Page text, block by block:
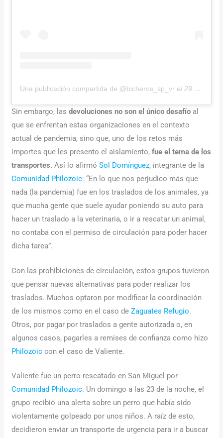
Una publicación compartida de @bicheros_sp_vr el29 Sep, 2020 a las 6:41 PDT
Sin embargo, lasdevoluciones no son el único desafío al
que se enfrentan estas organizaciones en el contexto
actual de pandemia, sino que, uno de los retos más
importes que les presento el aislamiento,fue el tema de los
transportes.Así lo afirmóSol Domínguez, integrante de la
Comunidad Philozoic: “En lo que nos perjudico más que
nada (la pandemia) fue en los traslados de los animales, ya
que mucha gente que suele ayudar poniendo su auto para
hacer un traslado a la veterinaria, o ir a rescatar un animal,
no contaba con el permiso de circulación para poder hacer
dicha tarea”.
Con las prohibiciones de circulación, estos grupos tuvieron
que pensar nuevas alternativas para poder realizar los
traslados. Muchos optaron por modificar la coordinación
de los mismos como en el caso deZaguates Refugio.
Otros, por pagar por traslados a gente autorizada o, en
algunos casos, pagarles a remises de confianza como hizo
Philozoic con el caso de Valiente.
Valiente fue un perro rescatado en San Miguel por
Comunidad Philozoic. Un domingo a las 23 de la noche, el
grupo recibió una alerta sobre un perro que había sido
violentamente golpeado por unos niños. A raíz de esto,
decidieron enviar un transporte de urgencia para ir a buscar